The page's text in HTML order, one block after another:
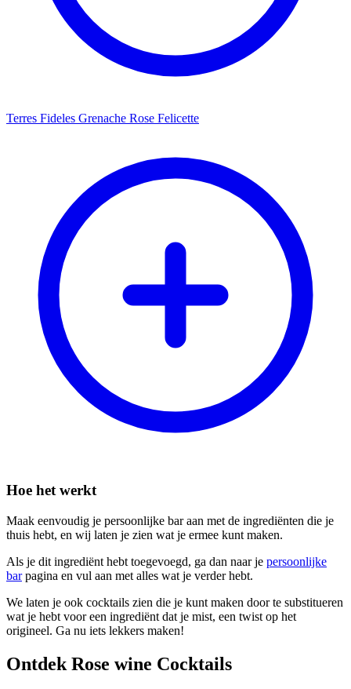
Terres Fideles Grenache Rose Felicette
Hoe het werkt
Maak eenvoudig je persoonlijke bar aan met de ingrediënten die je
thuis hebt, en wij laten je zien wat je ermee kunt maken.
Als je dit ingrediënt hebt toegevoegd, ga dan naar je persoonlijke
barpagina en vul aan met alles wat je verder hebt.
We laten je ook cocktails zien die je kunt maken door te substitueren
wat je hebt voor een ingrediënt dat je mist, een twist op het
origineel. Ga nu iets lekkers maken!
Ontdek Rose wine Cocktails